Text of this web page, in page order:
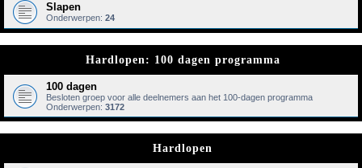
Slapen
Onderwerpen: 24
Hardlopen: 100 dagen programma
100 dagen
Besloten groep voor alle deelnemers aan het 100-dagen programma
Onderwerpen: 3172
Hardlopen